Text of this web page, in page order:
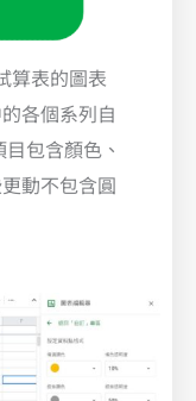
算表的圖表
各個系列自
包含顏色、
動不包含圓